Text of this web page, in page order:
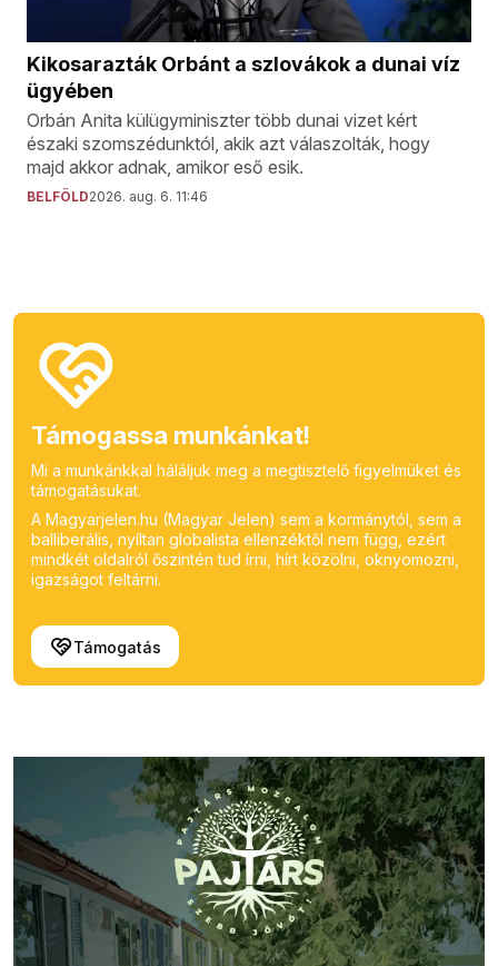
Kikosarazták Orbánt a szlovákok a dunai víz
ügyében
Orbán Anita külügyminiszter több dunai vizet kért
északi szomszédunktól, akik azt válaszolták, hogy
majd akkor adnak, amikor eső esik.
BELFÖLD2026. aug. 6. 11:46
Támogassa munkánkat!
Mi a munkánkkal háláljuk meg a megtisztelő figyelmüket és
támogatásukat.
A Magyarjelen.hu (Magyar Jelen) sem a kormánytól, sem a
balliberális, nyíltan globalista ellenzéktől nem függ, ezért
mindkét oldalról őszintén tud írni, hírt közölni, oknyomozni,
igazságot feltárni.
Támogatás